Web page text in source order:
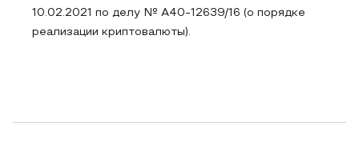
10.02.2021 по делу № А40-12639/16 (о порядке
реализации криптовалюты).